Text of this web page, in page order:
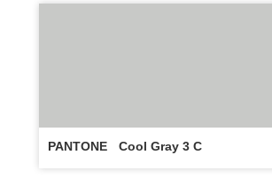
PANTONE Cool Gray 3 C